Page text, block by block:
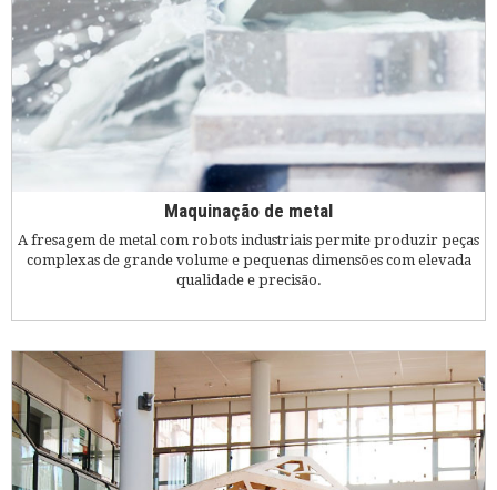
Maquinação de metal
A fresagem de metal com robots industriais permite produzir peças
complexas de grande volume e pequenas dimensões com elevada
qualidade e precisão.